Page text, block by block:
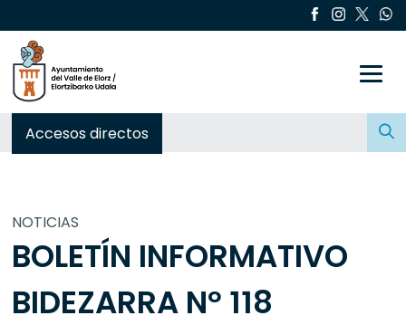
Accesos directos
Buscar:
NOTICIAS
BOLETÍN INFORMATIVO
BIDEZARRA Nº 118